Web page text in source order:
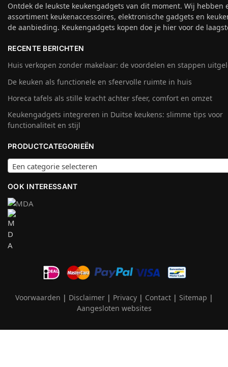
Ontdek de leukste keukengadgets van dit moment. Wij hebben
assortiment keukenaccessoires, elektronische gadgets en
de aanbieding. Keukengadgets kopen doe je hier voor de
RECENTE BERICHTEN
Huis verkopen zonder makelaar: de voordelen en stappen
De keuken als functionele en sfeervolle ruimte in huis
Horeca tafels als stille kracht achter sfeer, comfort en omzet
Keukengadgets integreren in Duitse keukens: slimme tips voor
functionaliteit en stijl
PRODUCTCATEGORIEËN
Een categorie selecteren
OOK INTERESSANT
Voorwaarden | Disclaimer| Privacy| Contact| Sitemap |
Aangesloten websites